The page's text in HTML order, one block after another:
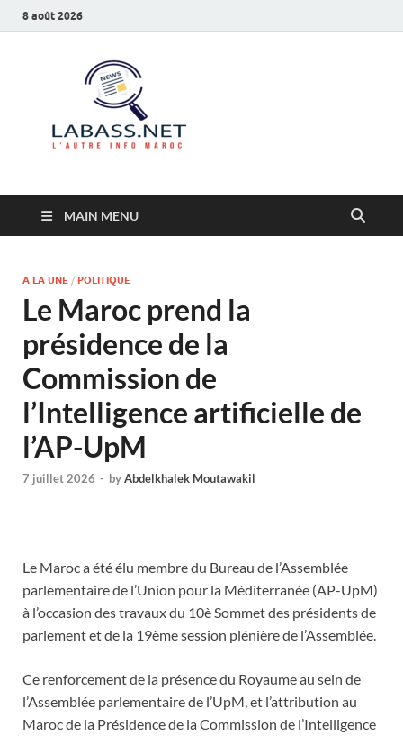
8 août 2026
MAIN MENU
A LA UNE / POLITIQUE
Le Maroc prend la
présidence de la
Commission de
l’Intelligence artificielle de
l’AP-UpM
7 juillet 2026 - byAbdelkhalek Moutawakil
Le Maroc a été élu membre du Bureau de l’Assemblée
parlementaire de l’Union pour la Méditerranée (AP-UpM)
à l’occasion des travaux du 10è Sommet des présidents de
parlement et de la 19ème session plénière de l’Assemblée.
Ce renforcement de la présence du Royaume au sein de
l’Assemblée parlementaire de l’UpM, et l’attribution au
Maroc de la Présidence de la Commission de l’Intelligence